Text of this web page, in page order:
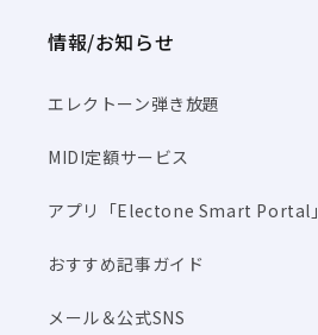
情報/お知らせ
エレクトーン弾き放題
MIDI定額サービス
アプリ「Electone Smart Portal」
おすすめ記事ガイド
メール＆公式SNS